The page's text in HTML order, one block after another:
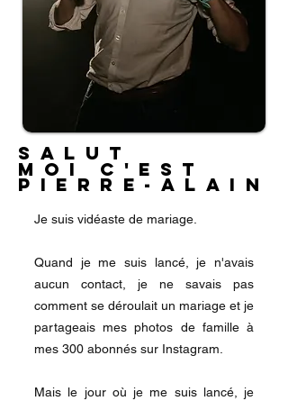
Salut
Moi C'est
Pierre-Alain
Salut
Moi C'est
Pierre-Alain
Je suis vidéaste de mariage.
Quand je me suis lancé, je n'avais
aucun contact, je ne savais pas
comment se déroulait un mariage et je
partageais mes photos de famille à
mes 300 abonnés sur Instagram.
Mais le jour où je me suis lancé, je